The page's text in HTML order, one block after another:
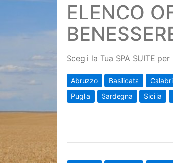
ELENCO
Scegli la Tua SPA SUITE
Abruzzo Basilicata
Puglia
Sardegna Sicilia